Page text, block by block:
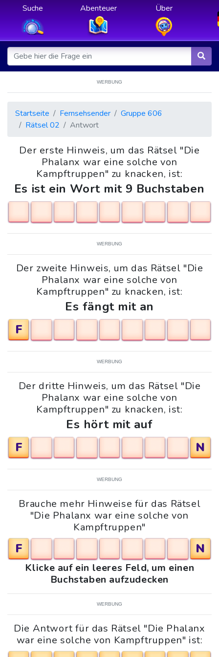
Suche Abenteuer Über
WERBUNG
Startseite Fernsehsender
Gruppe 606
Rätsel 02
Antwort
Der erste Hinweis, um das Rätsel "Die
Phalanx war eine solche von
Kampftruppen" zu knacken, ist:
Es ist ein Wort mit 9 Buchstaben
WERBUNG
Der zweite Hinweis, um das Rätsel "Die
Phalanx war eine solche von
Kampftruppen" zu knacken, ist:
Es fängt mit an
F
WERBUNG
Der dritte Hinweis, um das Rätsel "Die
Phalanx war eine solche von
Kampftruppen" zu knacken, ist:
Es hört mit auf
F
N
WERBUNG
Brauche mehr Hinweise für das Rätsel
"Die Phalanx war eine solche von
Kampftruppen"
F N
Klicke auf ein leeres Feld, um einen
Buchstaben aufzudecken
WERBUNG
Die Antwort für das Rätsel "Die Phalanx
war eine solche von Kampftruppen" ist: